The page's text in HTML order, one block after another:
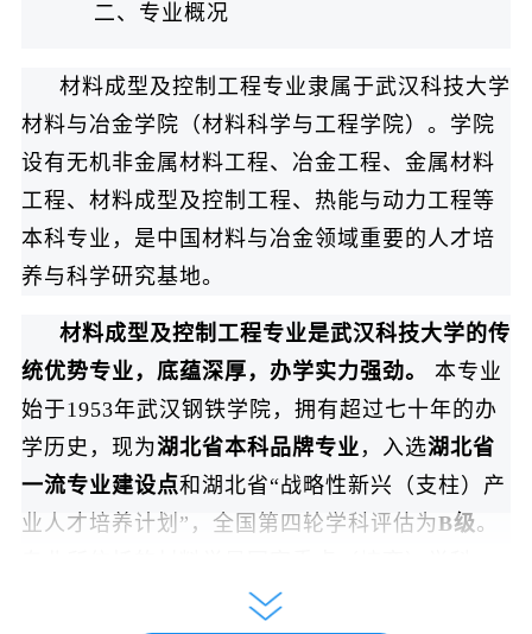
二、专业概况
材料成型及控制工程专业隶属于武汉科技大学
材料与冶金学院（材料科学与工程学院）。学院
设有无机非金属材料工程、冶金工程、金属材料
工程、材料成型及控制工程、热能与动力工程等
本科专业，是中国材料与冶金领域重要的人才培
养与科学研究基地。
材料成型及控制工程专业是武汉科技大学的传
统优势专业，底蕴深厚，办学实力强劲。
本专业
始于1953年武汉钢铁学院，拥有超过七十年的办
学历史，现为湖北省本科品牌专业 ，入选湖北省
一流专业建设点和湖北省“战略性新兴（支柱）产
业人才培养计划”，全国第四轮学科评估为B级。
材料科学与工程入选湖北省一流学科重点建设学